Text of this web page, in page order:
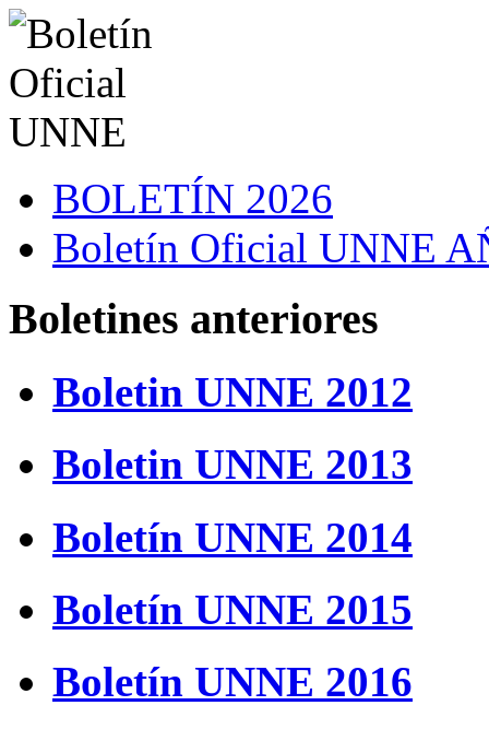
BOLETÍN 2026
Boletín Oficial UNNE
Boletines anteriores
Boletin UNNE 2012
Boletin UNNE 2013
Boletín UNNE 2014
Boletín UNNE 2015
Boletín UNNE 2016